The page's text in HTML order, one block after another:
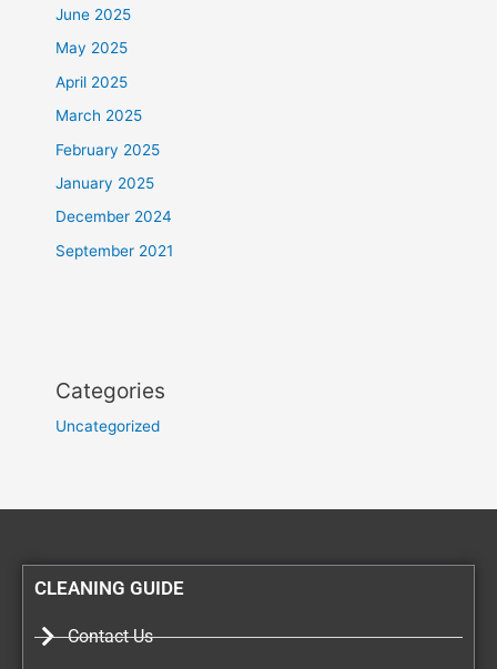
June 2025
May 2025
April 2025
March 2025
February 2025
January 2025
December 2024
September 2021
Categories
Uncategorized
CLEANING GUIDE
Contact Us